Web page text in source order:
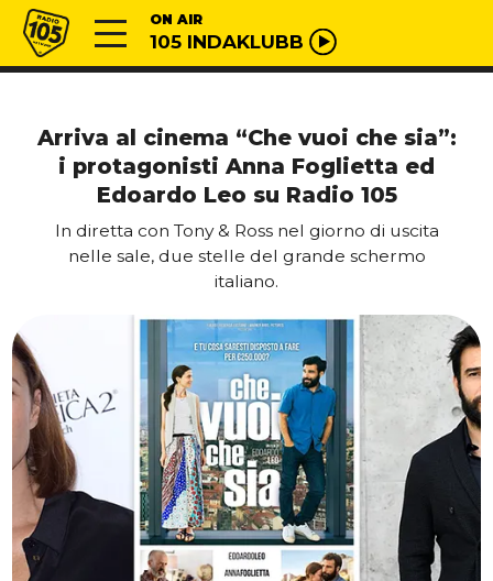
Vai al contenuto
Radio 105 ON AIR
105 INDAKLUBB
Arriva al cinema “Che vuoi che sia”:
i protagonisti Anna Foglietta ed
Edoardo Leo su Radio 105
In diretta con Tony & Ross nel giorno di uscita
nelle sale, due stelle del grande schermo
italiano.